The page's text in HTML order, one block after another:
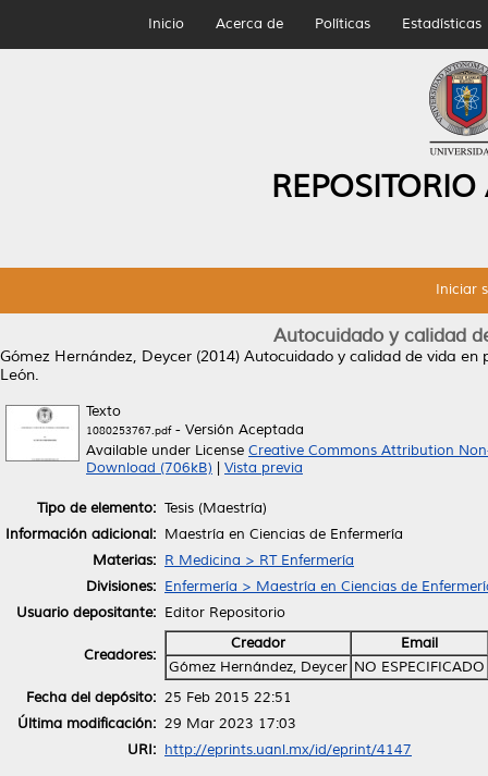
Inicio Acerca de Políticas Estadísticas
Iniciar
Autocuidado y calidad
Gómez Hernández, Deycer (2014) Autocuidado y calidad de vida en
León.
Texto
1080253767.pdf- Versión Aceptada
Available under License Creative Commons Attribution
Download (706kB)
Vista previa
Tipo de elemento: Tesis (Maestría)
Información adicional: Maestría en Ciencias de Enfermería
Materias: R Medicina > RT Enfermería
Divisiones: Enfermería > Maestría en Ciencias de
Usuario depositante: Editor Repositorio
Creadores:
Creador
Email
Gómez Hernández, Deycer NO ESPECIFICADO
Fecha del depósito: 25 Feb 2015 22:51
Última modificación: 29 Mar 2023 17:03
URI: http://eprints.uanl.mx/id/eprint/4147